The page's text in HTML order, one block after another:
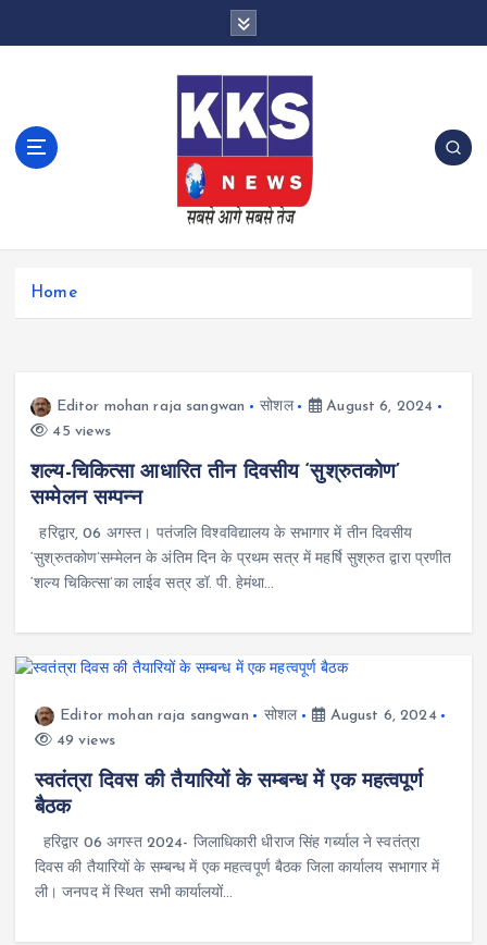
Home
Editor mohan raja sangwan सोशल
August 6, 2024
45 views
शल्य-चिकित्सा आधारित तीन दिवसीय ‘सुश्रुतकोण’
सम्मेलन सम्पन्न
हरिद्वार, 06 अगस्त। पतंजलि विश्वविद्यालय के सभागार में तीन दिवसीय
‘सुश्रुतकोण’सम्मेलन के अंतिम दिन के प्रथम सत्र में महर्षि सुश्रुत द्वारा प्रणीत
‘शल्य चिकित्सा’का लाईव सत्र डॉ. पी. हेमंथा…
Editor mohan raja sangwan सोशल
August 6, 2024
49 views
स्वतंत्रा दिवस की तैयारियों के सम्बन्ध में एक महत्वपूर्ण
बैठक
हरिद्वार 06 अगस्त 2024- जिलाधिकारी धीराज सिंह गर्ब्याल ने स्वतंत्रा
दिवस की तैयारियों के सम्बन्ध में एक महत्वपूर्ण बैठक जिला कार्यालय सभागार में
ली। जनपद में स्थित सभी कार्यालयों…